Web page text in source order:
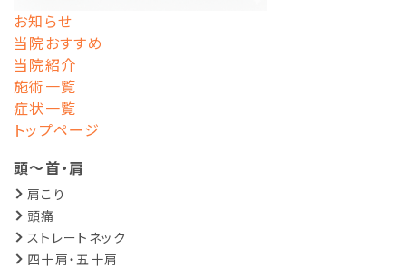
お知らせ
当院おすすめ
当院紹介
施術一覧
症状一覧
トップページ
頭～首・肩
肩こり
頭痛
ストレートネック
四十肩・五十肩